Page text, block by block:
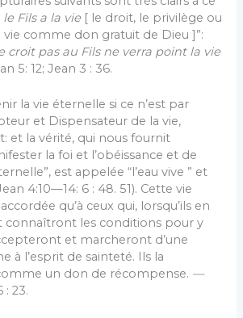
le Fils a la vie[ le droit, le pri­vilège ou
vie comme don gratuit de Dieu ]”:
croit pas au Fils ne verra point la vie
5: 12; Jean 3 : 36.
la vie éternelle si ce n’est par
et Dispensateur de la vie,
et la vérité, qui nous fournit
la foi et l’obéissance et de
est appelée “l’eau vive ” et
4:10—14: 6 : 48. 51). Cette vie
qu’à ceux qui, lorsqu’ils en
connaîtront les conditions pour y
et marcheront d’une
à l’esprit de sainteté. Ils la
un don de récompense. —
: 23.